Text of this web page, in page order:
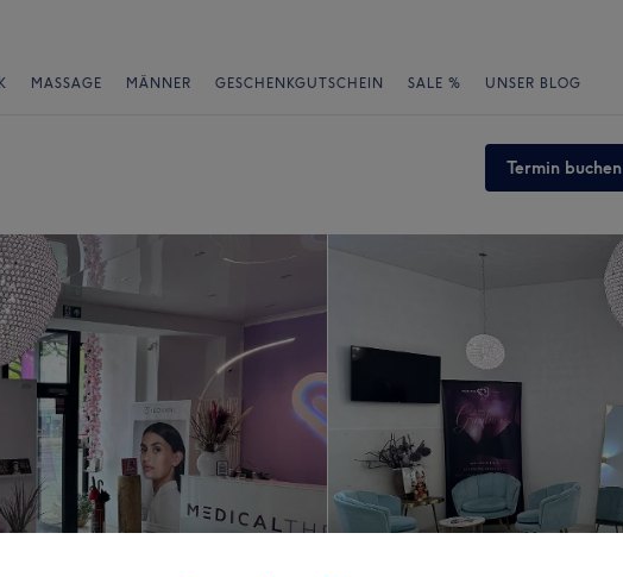
MASSAGE MÄNNER GESCHENKGUTSCHEIN SALE % UNSER BLOG
Termin buchen